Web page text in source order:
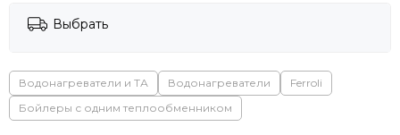
Выбрать
Водонагреватели и ТА Водонагреватели
Ferroli
Бойлеры с одним теплообменником